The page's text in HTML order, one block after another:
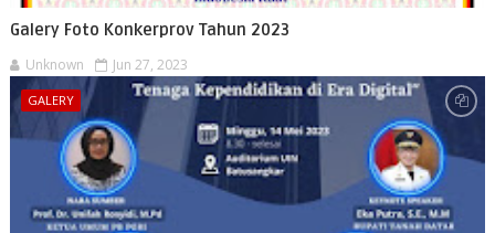
Galery Foto Konkerprov Tahun 2023
Unknown Jun 27, 2023
GALERY